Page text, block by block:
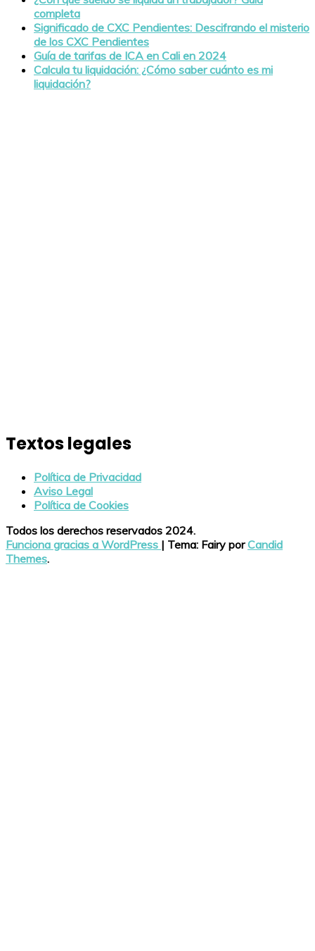
completa
Significado de CXC Pendientes: Descifrando el misterio
de los CXC Pendientes
Guía de tarifas de ICA en Cali en 2024
Calcula tu liquidación: ¿Cómo saber cuánto es mi
liquidación?
Textos legales
Política de Privacidad
Aviso Legal
Política de Cookies
Todos los derechos reservados 2024.
Funciona gracias a WordPress | Tema: Fairy porCandid
Themes.